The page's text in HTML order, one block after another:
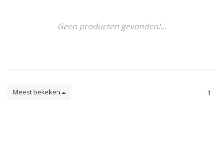
Geen producten gevonden!...
Meest bekeken 1